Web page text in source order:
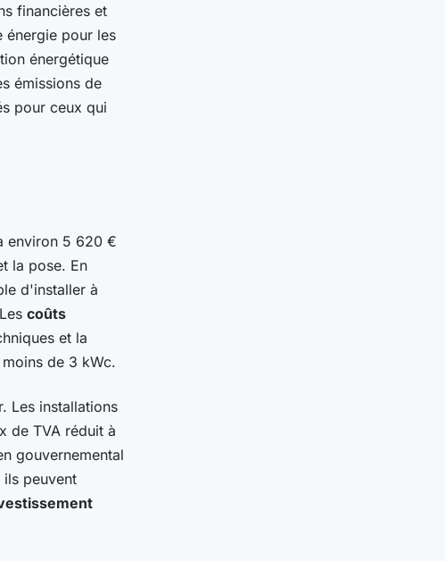
financières et
énergie pour les
énergétique
émissions de
pour ceux qui
environ 5 620 €
la pose. En
d'installer à
coûts
et la
de 3 kWc.
Les installations
de TVA réduit à
gouvernemental
peuvent